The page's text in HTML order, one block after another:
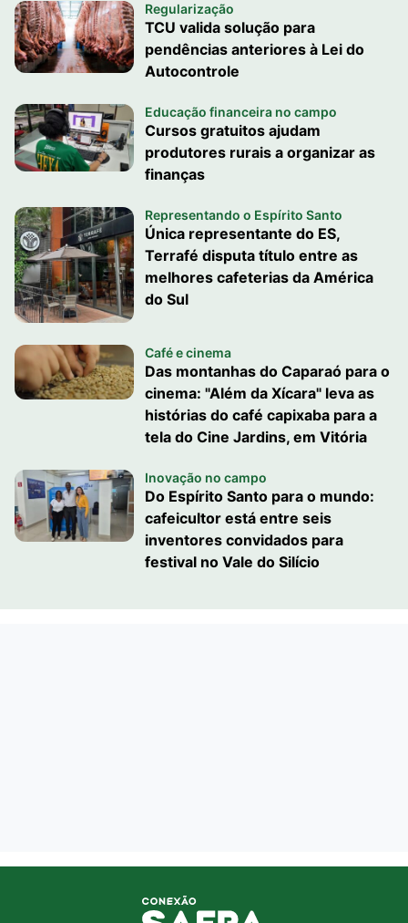
Regularização
TCU valida solução para
pendências anteriores à Lei do
Autocontrole
Educação financeira no campo
Cursos gratuitos ajudam
produtores rurais a organizar as
finanças
Representando o Espírito Santo
Única representante do ES,
Terrafé disputa título entre as
melhores cafeterias da América
do Sul
Café e cinema
Das montanhas do Caparaó para o
cinema: "Além da Xícara" leva as
histórias do café capixaba para a
tela do Cine Jardins, em Vitória
Inovação no campo
Do Espírito Santo para o mundo:
cafeicultor está entre seis
inventores convidados para
festival no Vale do Silício